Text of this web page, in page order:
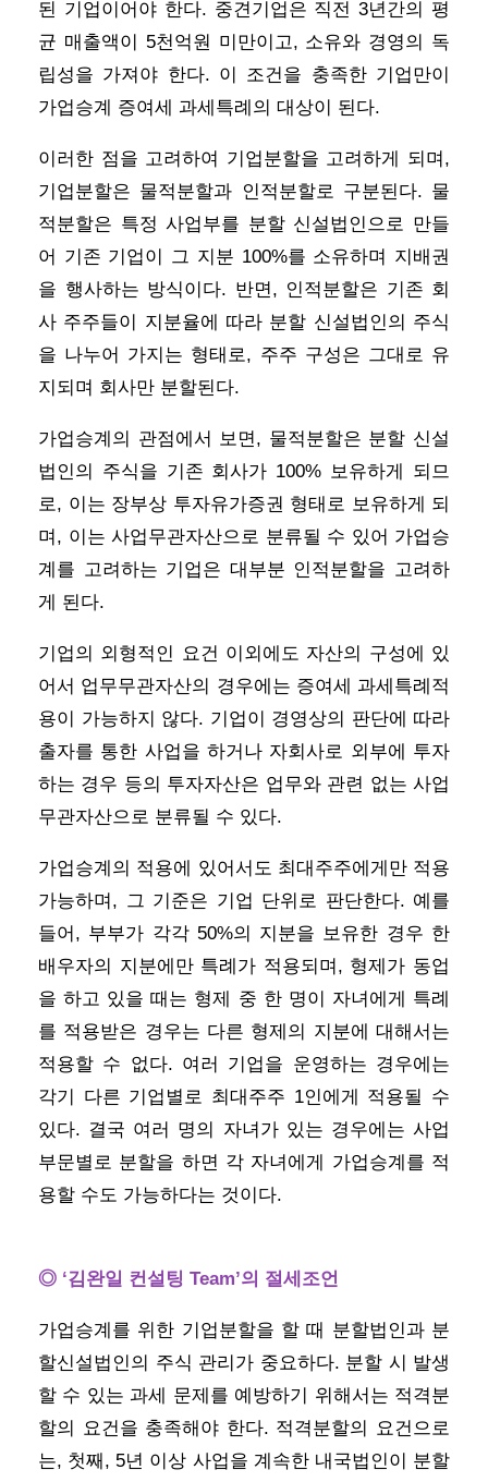
된 기업이어야 한다. 중견기업은 직전 3년간의 평
균 매출액이 5천억원 미만이고, 소유와 경영의 독
립성을 가져야 한다. 이 조건을 충족한 기업만이
가업승계 증여세 과세특례의 대상이 된다.
이러한 점을 고려하여 기업분할을 고려하게 되며,
기업분할은 물적분할과 인적분할로 구분된다. 물
적분할은 특정 사업부를 분할 신설법인으로 만들
어 기존 기업이 그 지분 100%를 소유하며 지배권
을 행사하는 방식이다. 반면, 인적분할은 기존 회
사 주주들이 지분율에 따라 분할 신설법인의 주식
을 나누어 가지는 형태로, 주주 구성은 그대로 유
지되며 회사만 분할된다.
가업승계의 관점에서 보면, 물적분할은 분할 신설
법인의 주식을 기존 회사가 100% 보유하게 되므
로, 이는 장부상 투자유가증권 형태로 보유하게 되
며, 이는 사업무관자산으로 분류될 수 있어 가업승
계를 고려하는 기업은 대부분 인적분할을 고려하
게 된다.
기업의 외형적인 요건 이외에도 자산의 구성에 있
어서 업무무관자산의 경우에는 증여세 과세특례적
용이 가능하지 않다. 기업이 경영상의 판단에 따라
출자를 통한 사업을 하거나 자회사로 외부에 투자
하는 경우 등의 투자자산은 업무와 관련 없는 사업
무관자산으로 분류될 수 있다.
가업승계의 적용에 있어서도 최대주주에게만 적용
가능하며, 그 기준은 기업 단위로 판단한다. 예를
들어, 부부가 각각 50%의 지분을 보유한 경우 한
배우자의 지분에만 특례가 적용되며, 형제가 동업
을 하고 있을 때는 형제 중 한 명이 자녀에게 특례
를 적용받은 경우는 다른 형제의 지분에 대해서는
적용할 수 없다. 여러 기업을 운영하는 경우에는
각기 다른 기업별로 최대주주 1인에게 적용될 수
있다. 결국 여러 명의 자녀가 있는 경우에는 사업
부문별로 분할을 하면 각 자녀에게 가업승계를 적
용할 수도 가능하다는 것이다.
◎ ‘김완일 컨설팅 Team’의 절세조언
가업승계를 위한 기업분할을 할 때 분할법인과 분
할신설법인의 주식 관리가 중요하다. 분할 시 발생
할 수 있는 과세 문제를 예방하기 위해서는 적격분
할의 요건을 충족해야 한다. 적격분할의 요건으로
는, 첫째, 5년 이상 사업을 계속한 내국법인이 분할